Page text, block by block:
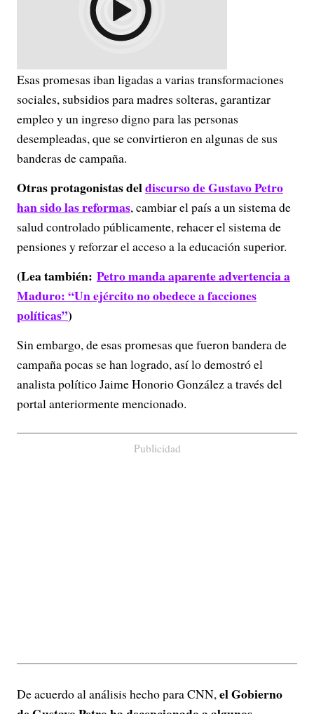
Esas promesas iban ligadas a varias transformaciones
sociales, subsidios para madres solteras, garantizar
empleo y un ingreso digno para las personas
desempleadas, que se convirtieron en algunas de sus
banderas de campaña.
Otras protagonistas deldiscurso de Gustavo Petro
han sido las reformas, cambiar el país a un sistema de
salud controlado públicamente, rehacer el sistema de
pensiones y reforzar el acceso a la educación superior.
(Lea también: Petro manda aparente advertencia a
Maduro: “Un ejército no obedece a facciones
políticas”)
Sin embargo, de esas promesas que fueron bandera de
campaña pocas se han logrado, así lo demostró el
analista político Jaime Honorio González a través del
portal anteriormente mencionado.
Publicidad
De acuerdo al análisis hecho para CNN,el Gobierno